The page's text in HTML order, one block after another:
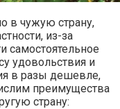
в чужую страну,
из-за
самостоятельное
удовольствия и
в разы дешевле,
преимущества
страну: